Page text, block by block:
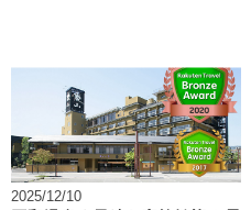
2025/12/10